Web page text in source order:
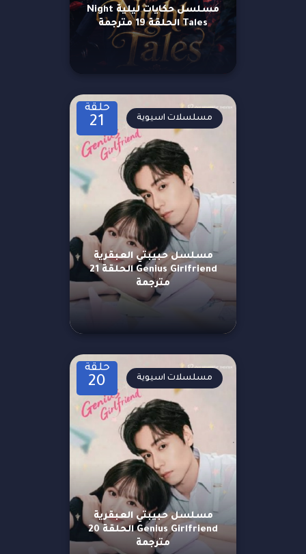
مسلسل حكايات ليلية Night
Tales الحلقة 19 مترجمة
حلقة
21
مسلسل حبيبتي العبقرية
Genius Girlfriend الحلقة 21
مترجمة
مسلسلات اسيوية
حلقة
20
مسلسل حبيبتي العبقرية
Genius Girlfriend الحلقة 20
مترجمة
مسلسلات اسيوية